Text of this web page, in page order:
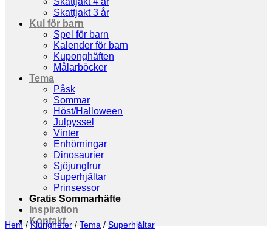
Skattjakt 3 år
Kul för barn
Spel för barn
Kalender för barn
Kuponghäften
Målarböcker
Tema
Påsk
Sommar
Höst/Halloween
Julpyssel
Vinter
Enhörningar
Dinosaurier
Sjöjungfrur
Superhjältar
Prinsessor
Gratis Sommarhäfte
Inspiration
Kontakt
Hem / Klurigheter / Tema / Superhjältar